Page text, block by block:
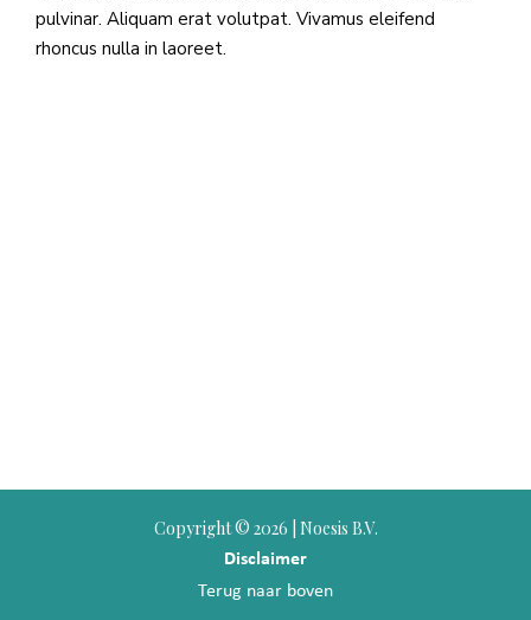
pulvinar. Aliquam erat volutpat. Vivamus eleifend
rhoncus nulla in laoreet.
Copyright © 2026 | Noesis B.V.
Disclaimer
Terug naar boven